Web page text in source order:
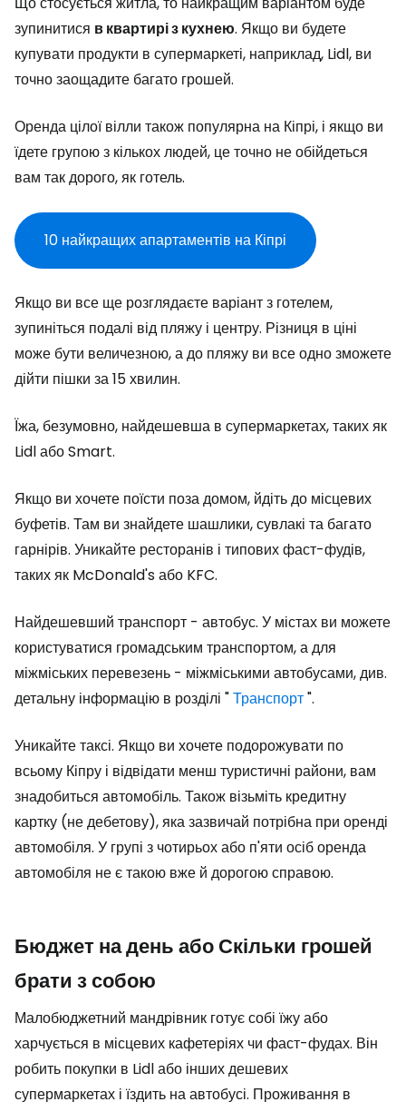
зупинитися в квартирі з кухнею. Якщо ви будете
купувати продукти в супермаркеті, наприклад, Lidl, ви
точно заощадите багато грошей.
Оренда цілої вілли також популярна на Кіпрі, і якщо ви
їдете групою з кількох людей, це точно не обійдеться
вам так дорого, як готель.
10 найкращих апартаментів на Кіпрі
Якщо ви все ще розглядаєте варіант з готелем,
зупиніться подалі від пляжу і центру. Різниця в ціні
може бути величезною, а до пляжу ви все одно зможете
дійти пішки за 15 хвилин.
Їжа, безумовно, найдешевша в супермаркетах, таких як
Lidl або Smart.
Якщо ви хочете поїсти поза домом, йдіть до місцевих
буфетів. Там ви знайдете шашлики, сувлакі та багато
гарнірів. Уникайте ресторанів і типових фаст-фудів,
таких як McDonald's або KFC.
Найдешевший транспорт - автобус. У містах ви можете
користуватися громадським транспортом, а для
міжміських перевезень - міжміськими автобусами, див.
детальну інформацію в розділі "Транспорт".
Уникайте таксі. Якщо ви хочете подорожувати по
всьому Кіпру і відвідати менш туристичні райони, вам
знадобиться автомобіль. Також візьміть кредитну
картку (не дебетову), яка зазвичай потрібна при оренді
автомобіля. У групі з чотирьох або п'яти осіб оренда
автомобіля не є такою вже й дорогою справою.
Бюджет на день або Скільки грошей
брати з собою
Малобюджетний мандрівник готує собі їжу або
харчується в місцевих кафетеріях чи фаст-фудах. Він
робить покупки в Lidl або інших дешевих
супермаркетах і їздить на автобусі. Проживання в